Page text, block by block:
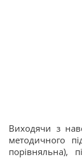
Виходячи з
методичного
порівняльна),